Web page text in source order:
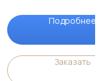
Подробнее
Заказать